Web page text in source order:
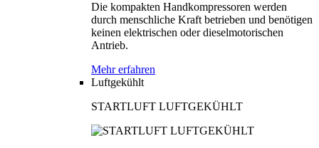
Die kompakten Handkompressoren werden
durch menschliche Kraft betrieben und benötigen
keinen elektrischen oder dieselmotorischen
Antrieb.
Mehr erfahren
Luftgekühlt
STARTLUFT LUFTGEKÜHLT